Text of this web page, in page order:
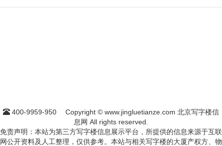
400-9959-950
Copyright © www.jingluetianze.com 北京写字楼信
息网 All rights reserved.
免责声明：本站为第三方写字楼信息展示平台，所提供的信息来源于互联
网公开资料及人工整理，仅供参考。本站与相关写字楼的大厦产权方、物